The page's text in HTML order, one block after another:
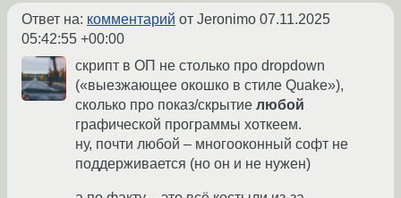
Ответ на: комментарий от Jeronimo 07.11.2025
05:42:55 +00:00
скрипт в ОП не столько про dropdown
(«выезжающее окошко в стиле Quake»),
сколько про показ/скрытие любой
графической программы хоткеем.
ну, почти любой – многооконный софт не
поддерживается (но он и не нужен)